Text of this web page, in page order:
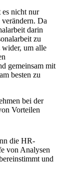
nicht nur
Da
darin
zu
wider, um alle
gemeinsam mit
besten zu
bei der
Vorteilen
die HR-
von Analysen
und